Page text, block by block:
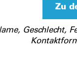
Zu
Geschlecht,